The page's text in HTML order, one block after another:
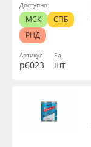
Артикул
р6023
Ед.
шт
Доступно
МСК
СПБ
РНД